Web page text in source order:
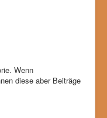
Wenn
diese aber Beiträge